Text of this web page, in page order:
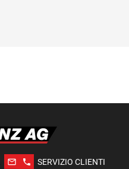
mail_outline phone
SERVIZIO CLIENTI